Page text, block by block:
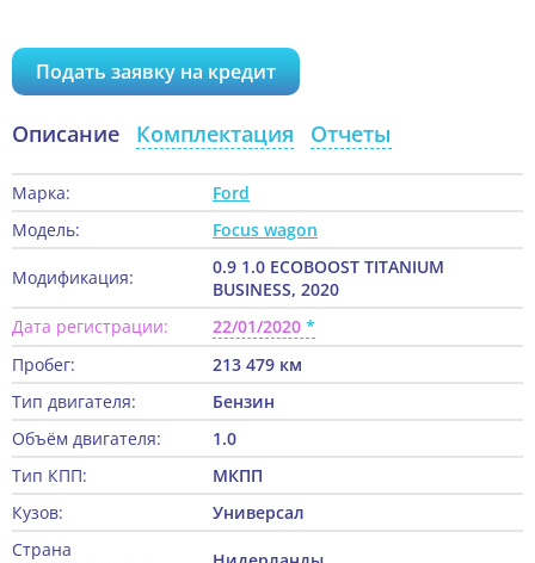
Подать заявку на кредит
Описание Комплектация Отчеты
Марка:
Ford
Модель:
Focus wagon
Модификация:
0.9 1.0 ECOBOOST TITANIUM
BUSINESS, 2020
Дата регистрации:
22/01/2020
Пробег:
213 479 км
Тип двигателя:
Бензин
Объём двигателя:
1.0
Тип КПП:
МКПП
Кузов:
Универсал
Страна